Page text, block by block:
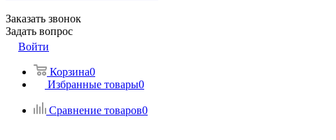
Заказать звонок
Задать вопрос
Войти
Корзина0
Избранные товары0
Сравнение товаров0